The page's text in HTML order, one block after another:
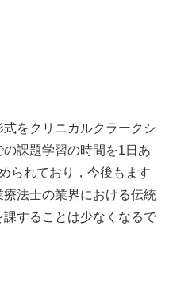
をクリニカルクラークシ
課題学習の時間を1日あ
られており，今後もます
法士の業界における伝統
することは少なくなるで